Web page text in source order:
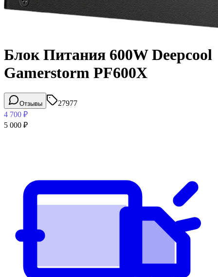
Блок Питания 600W Deepcool
Gamerstorm PF600X
Отзывы
27977
4 700 ₽
5 000 ₽